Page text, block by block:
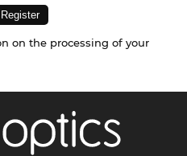
on the processing of your